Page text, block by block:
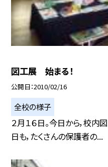
図工展 始まる！
公開日 2010/02/16
全校の様子
２月１６日。今日から，校
日も，たくさんの保護者の...